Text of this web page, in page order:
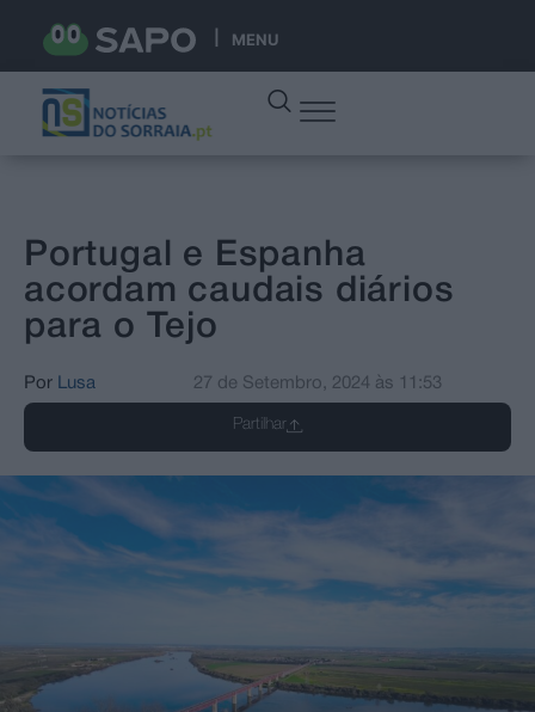
MENU
Portugal e Espanha
acordam caudais diários
para o Tejo
Por Lusa 27 de Setembro, 2024 às 11:53
Partilhar